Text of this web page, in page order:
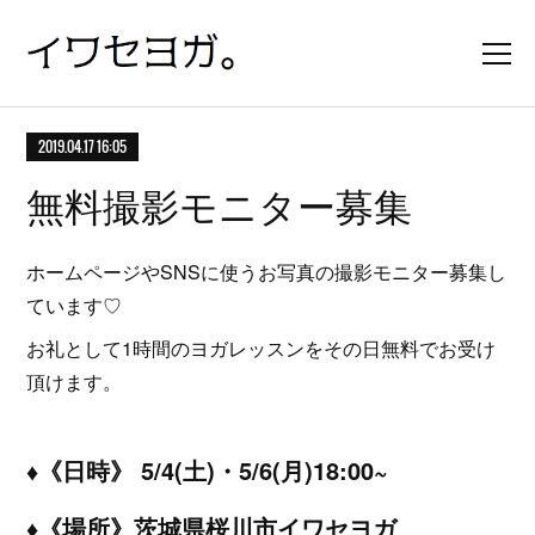
2019.04.17 16:05
無料撮影モニター募集
ホームページやSNSに使うお写真の撮影モニター募集し
ています♡
お礼として1時間のヨガレッスンをその日無料でお受け
頂けます。
♦︎《日時》 5/4(土)・5/6(月)18:00~
♦︎《場所》茨城県桜川市イワセヨガ